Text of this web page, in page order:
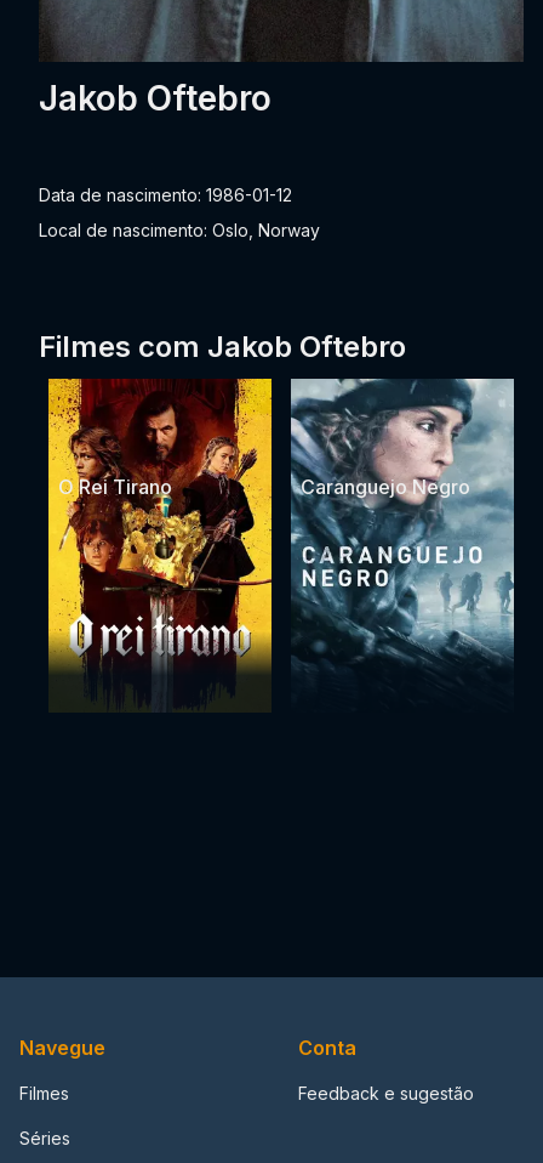
Jakob Oftebro
Data de nascimento: 1986-01-12
Local de nascimento: Oslo, Norway
Filmes com Jakob Oftebro
O Rei Tirano Caranguejo Negro
Navegue
Filmes
Séries
Conta
Feedback e sugestão